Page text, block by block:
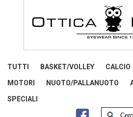
TUTTI BASKET/VOLLEY CALCIO
MOTORI NUOTO/PALLANUOTO
SPECIALI